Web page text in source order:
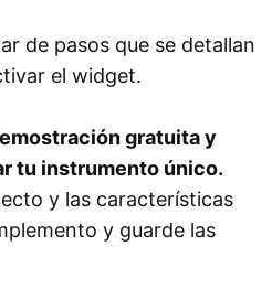
de pasos que se detallan
el widget.
gratuita y
tu instrumento único.
y las características
y guarde las